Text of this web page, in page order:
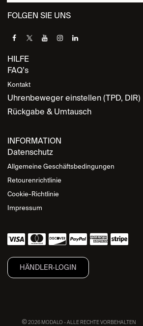
FOLGEN SIE UNS
HILFE
FAQ’s
Kontakt
Uhrenbeweger einstellen (TPD, DIR)
Rückgabe & Umtausch
INFORMATION
Datenschutz
Allgemeine Geschäftsbedingungen
Retourenrichtlinie
Cookie-Richtlinie
Impressum
HÄNDLER-LOGIN
©2026 MODALO - ALLE RECHTE VORBEHALTEN